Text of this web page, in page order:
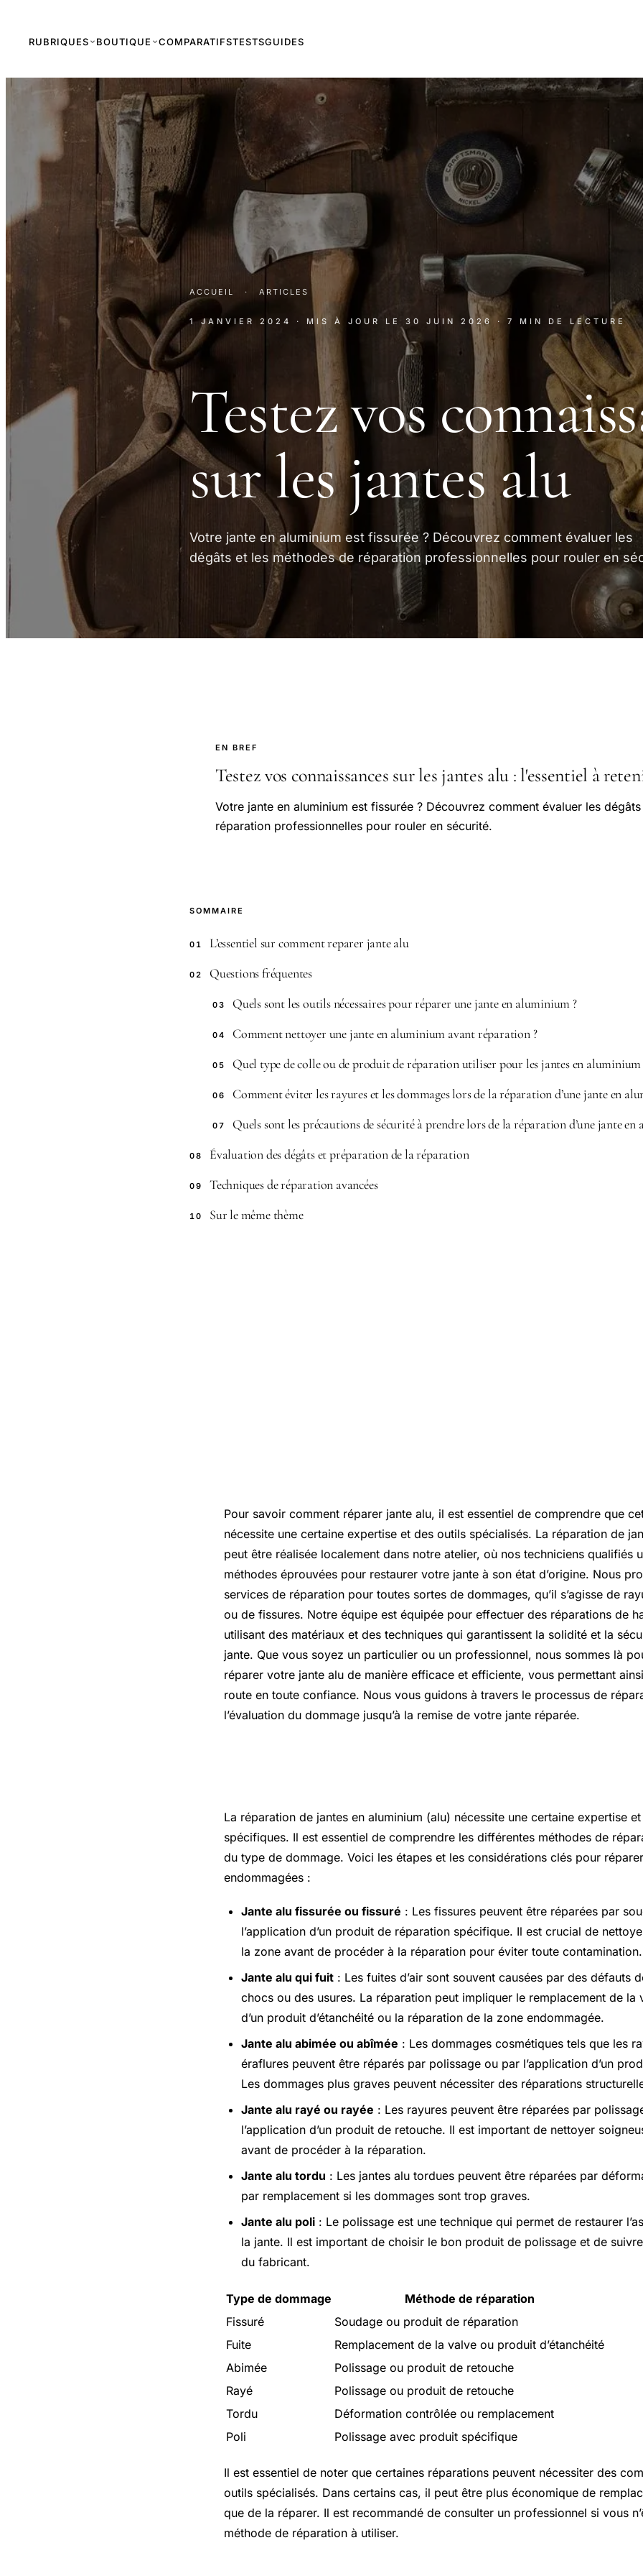
RUBRIQUES BOUTIQUE COMPARATIFSTESTSGUIDES
ACCUEIL · ARTICLES
1 JANVIER 2024 · MIS À JOUR LE 30 JUIN 2026 · 7 MIN DE LECTURE
Testez vos
sur les jantes alu
Votre jante en aluminium est fissurée ? Découvrez comment évaluer les
dégâts et les méthodes de réparation professionnelles pour rouler en
EN BREF
Testez vos connaissances sur les jantes alu : l'essentiel à
Votre jante en aluminium est fissurée ? Découvrez comment évaluer les
réparation professionnelles pour rouler en sécurité.
SOMMAIRE
01 L’essentiel sur comment reparer jante alu
02 Questions fréquentes
03 Quels sont les outils nécessaires pour réparer une jante en aluminium ?
04 Comment nettoyer une jante en aluminium avant réparation ?
05 Quel type de colle ou de produit de réparation utiliser pour les jantes en aluminium
06 Comment éviter les rayures et les dommages lors de la réparation d’une jante en
07 Quels sont les précautions de sécurité à prendre lors de la réparation d’une jante en
08 Évaluation des dégâts et préparation de la réparation
09 Techniques de réparation avancées
10 Sur le même thème
Pour savoir comment réparer jante alu, il est essentiel de comprendre que
nécessite une certaine expertise et des outils spécialisés. La réparation de
peut être réalisée localement dans notre atelier, où nos techniciens qualifiés
méthodes éprouvées pour restaurer votre jante à son état d’origine. Nous
services de réparation pour toutes sortes de dommages, qu’il s’agisse de
ou de fissures. Notre équipe est équipée pour effectuer des réparations de
utilisant des matériaux et des techniques qui garantissent la solidité et la
jante. Que vous soyez un particulier ou un professionnel, nous sommes là
réparer votre jante alu de manière efficace et efficiente, vous permettant
route en toute confiance. Nous vous guidons à travers le processus de
l’évaluation du dommage jusqu’à la remise de votre jante réparée.
La réparation de jantes en aluminium (alu) nécessite une certaine expertise
spécifiques. Il est essentiel de comprendre les différentes méthodes de
du type de dommage. Voici les étapes et les considérations clés pour
endommagées :
Jante alu fissurée ou fissuré : Les fissures peuvent être réparées par
l’application d’un produit de réparation spécifique. Il est crucial de
la zone avant de procéder à la réparation pour éviter toute contamination.
Jante alu qui fuit : Les fuites d’air sont souvent causées par des défauts
chocs ou des usures. La réparation peut impliquer le remplacement de la
d’un produit d’étanchéité ou la réparation de la zone endommagée.
Jante alu abimée ou abîmée : Les dommages cosmétiques tels que les
éraflures peuvent être réparés par polissage ou par l’application d’un
Les dommages plus graves peuvent nécessiter des réparations
Jante alu rayé ou rayée : Les rayures peuvent être réparées par
l’application d’un produit de retouche. Il est important de nettoyer
avant de procéder à la réparation.
Jante alu tordu : Les jantes alu tordues peuvent être réparées par
par remplacement si les dommages sont trop graves.
Jante alu poli : Le polissage est une technique qui permet de restaurer
la jante. Il est important de choisir le bon produit de polissage et de
du fabricant.
Type de dommage
Méthode de réparation
Fissuré
Soudage ou produit de réparation
Fuite
Remplacement de la valve ou produit d’étanchéité
Abimée
Polissage ou produit de retouche
Rayé
Polissage ou produit de retouche
Tordu
Déformation contrôlée ou remplacement
Poli
Polissage avec produit spécifique
Il est essentiel de noter que certaines réparations peuvent nécessiter des
outils spécialisés. Dans certains cas, il peut être plus économique de
que de la réparer. Il est recommandé de consulter un professionnel si vous
méthode de réparation à utiliser.